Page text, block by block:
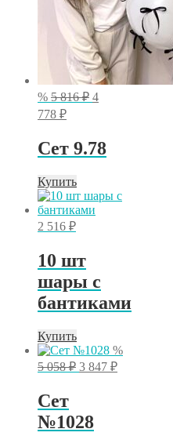
% 5 816₽ Первоначальная
816 ₽.
4
778 ₽Текущая
778 ₽.
Сет 9.78
Купить
2 516 ₽
10 шт
шары с
бантиками
Купить
%
5 058₽ Первоначальная
058 ₽.
3 847 ₽Текущая
Сет
№1028